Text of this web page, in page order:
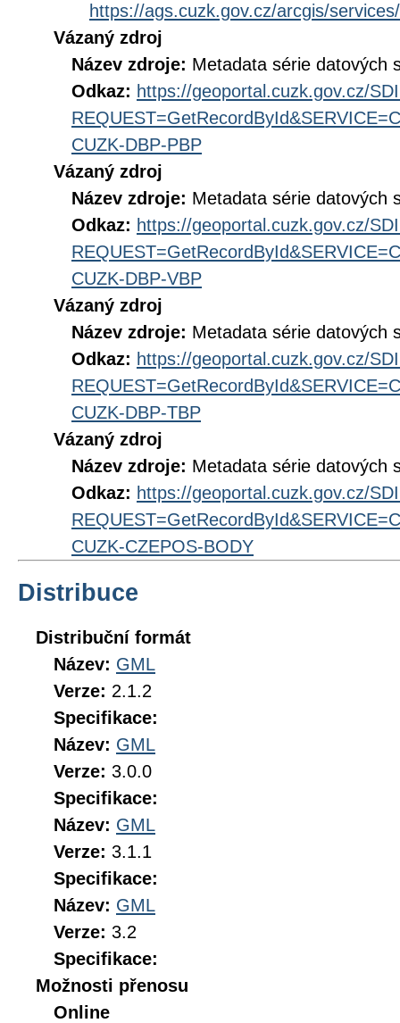
https://ags.cuzk.gov.cz/arcgis/
Vázaný zdroj
Název zdroje: Metadata série datových
Odkaz: https://geoportal.cuzk.gov.cz/
CUZK-DBP-PBP
Vázaný zdroj
Název zdroje: Metadata série datových
Odkaz: https://geoportal.cuzk.gov.cz/
CUZK-DBP-VBP
Vázaný zdroj
Název zdroje: Metadata série datových
Odkaz: https://geoportal.cuzk.gov.cz/
CUZK-DBP-TBP
Vázaný zdroj
Název zdroje: Metadata série datových
Odkaz: https://geoportal.cuzk.gov.cz/
CUZK-CZEPOS-BODY
Distribuce
Distribuční formát
Název: GML
Verze: 2.1.2
Specifikace:
Název: GML
Verze: 3.0.0
Specifikace:
Název: GML
Verze: 3.1.1
Specifikace:
Název: GML
Verze: 3.2
Specifikace:
Možnosti přenosu
Online